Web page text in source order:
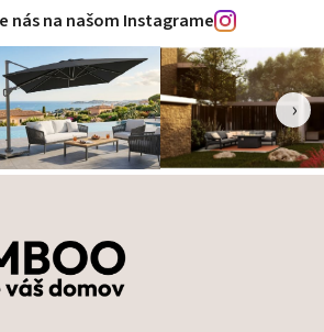
nás na našom Instagrame
›